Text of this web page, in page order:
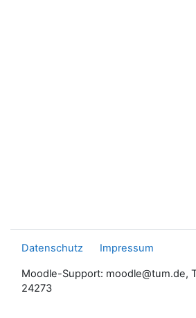
Datenschutz Impressum
Moodle-Support: moodle@tum.de,
24273